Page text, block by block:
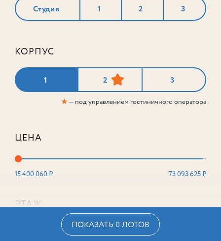
Студия 1 2 3
КОРПУС
1 2 3
★— под управлением гостиничного оператора
ЦЕНА
15 400 060 ₽ 73 093 625 ₽
ЭТАЖ
ПОКАЗАТЬ 0 ЛОТОВ